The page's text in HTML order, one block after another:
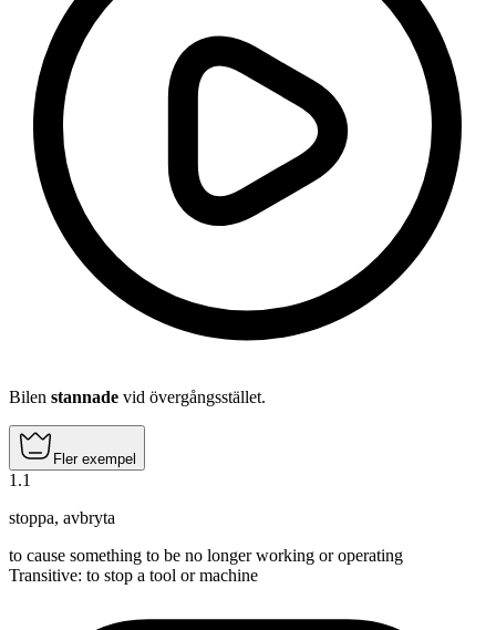
Bilen stannade vid övergångsstället.
Fler exempel
1 .1
stoppa, avbryta
to cause something to be no longer working or operating
Transitive: to stop a tool or machine